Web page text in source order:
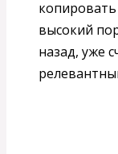
высокий
назад, уже